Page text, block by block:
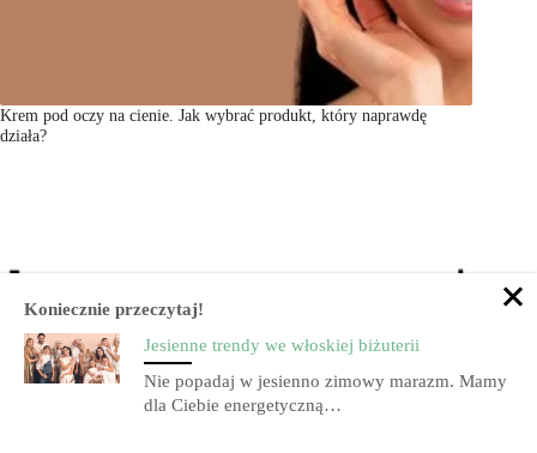
Krem pod oczy na cienie. Jak wybrać produkt, który naprawdę
działa?
Statuetka Diamenty Kobiecego Biznesu 2017 – dla
Koniecznie przeczytaj!
Jesienne trendy we włoskiej biżuterii
Nie popadaj w jesienno zimowy marazm. Mamy
dla Ciebie energetyczną…